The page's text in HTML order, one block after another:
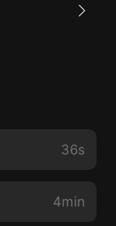
36s
4min